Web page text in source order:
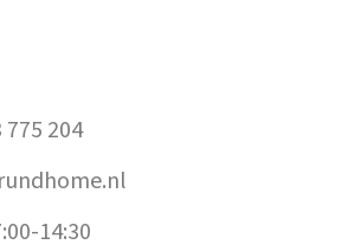
775 204
14:30